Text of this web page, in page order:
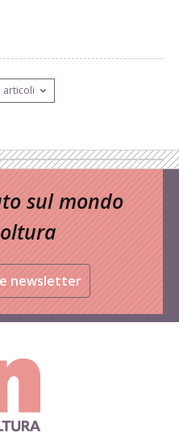
articoli
sul mondo
newsletter